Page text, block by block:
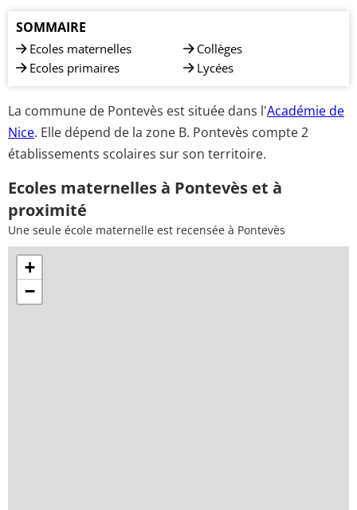
SOMMAIRE
Ecoles maternelles
Ecoles primaires
Collèges
Lycées
La commune de Pontevès est située dans l'Académie de
Nice. Elle dépend de la zone B. Pontevès compte 2
établissements scolaires sur son territoire.
Ecoles maternelles à Pontevès et à
proximité
Une seule école maternelle est recensée à Pontevès
+
−